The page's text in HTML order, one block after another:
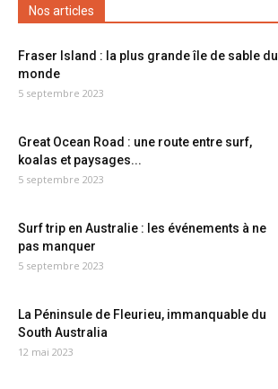
Nos articles
Fraser Island : la plus grande île de sable du
monde
5 septembre 2023
Great Ocean Road : une route entre surf,
koalas et paysages...
5 septembre 2023
Surf trip en Australie : les événements à ne
pas manquer
5 septembre 2023
La Péninsule de Fleurieu, immanquable du
South Australia
12 mai 2023